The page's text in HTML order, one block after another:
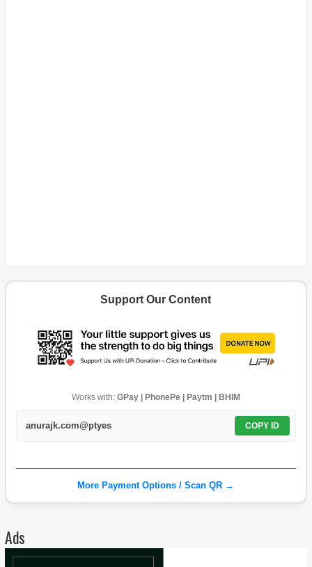
Support Our Content
Works with: GPay | PhonePe | Paytm | BHIM
anurajk.com@ptyes COPY ID
More Payment Options / Scan QR →
Ads